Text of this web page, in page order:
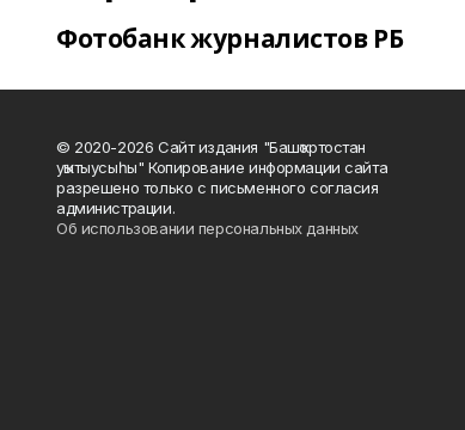
Фотобанк журналистов РБ
© 2020-2026 Сайт издания "Башҡортостан
уҡытыусыһы" Копирование информации сайта
разрешено только с письменного согласия
администрации.
Об использовании персональных данных